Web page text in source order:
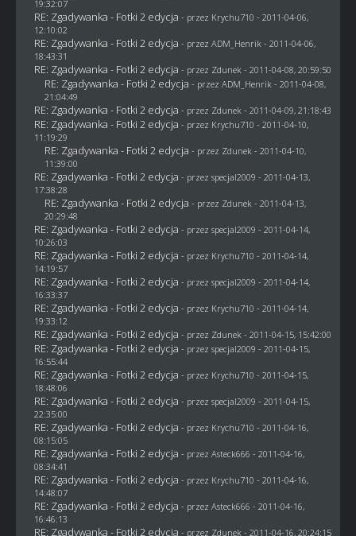
19:32:07
RE: Zgadywanka - Fotki 2 edycja - przez Krychu710 - 2011-04-06,
12:10:02
RE: Zgadywanka - Fotki 2 edycja - przez ADM_Henrik - 2011-04-06,
18:43:31
RE: Zgadywanka - Fotki 2 edycja - przez Zdunek - 2011-04-08, 20:59:50
RE: Zgadywanka - Fotki 2 edycja - przez ADM_Henrik - 2011-04-08,
21:04:49
RE: Zgadywanka - Fotki 2 edycja - przez Zdunek - 2011-04-09, 21:18:43
RE: Zgadywanka - Fotki 2 edycja - przez Krychu710 - 2011-04-10,
11:19:29
RE: Zgadywanka - Fotki 2 edycja - przez Zdunek - 2011-04-10,
11:39:00
RE: Zgadywanka - Fotki 2 edycja - przez specjal2009 - 2011-04-13,
17:38:28
RE: Zgadywanka - Fotki 2 edycja - przez Zdunek - 2011-04-13,
20:29:48
RE: Zgadywanka - Fotki 2 edycja - przez specjal2009 - 2011-04-14,
10:26:03
RE: Zgadywanka - Fotki 2 edycja - przez Krychu710 - 2011-04-14,
14:19:57
RE: Zgadywanka - Fotki 2 edycja - przez specjal2009 - 2011-04-14,
16:33:37
RE: Zgadywanka - Fotki 2 edycja - przez Krychu710 - 2011-04-14,
19:33:12
RE: Zgadywanka - Fotki 2 edycja - przez Zdunek - 2011-04-15, 15:42:00
RE: Zgadywanka - Fotki 2 edycja - przez specjal2009 - 2011-04-15,
16:55:44
RE: Zgadywanka - Fotki 2 edycja - przez Krychu710 - 2011-04-15,
18:48:06
RE: Zgadywanka - Fotki 2 edycja - przez specjal2009 - 2011-04-15,
22:35:00
RE: Zgadywanka - Fotki 2 edycja - przez Krychu710 - 2011-04-16,
08:15:05
RE: Zgadywanka - Fotki 2 edycja - przez Asteck666 - 2011-04-16,
08:34:41
RE: Zgadywanka - Fotki 2 edycja - przez Krychu710 - 2011-04-16,
14:48:07
RE: Zgadywanka - Fotki 2 edycja - przez Asteck666 - 2011-04-16,
16:46:13
RE: Zgadywanka - Fotki 2 edycja - przez Zdunek - 2011-04-16, 20:24:15